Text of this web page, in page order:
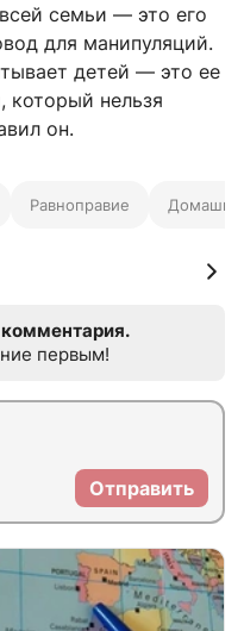
семьи — это его
для манипуляций.
детей — это ее
который нельзя
он.
Равноправие
комментария.
первым!
Отправить